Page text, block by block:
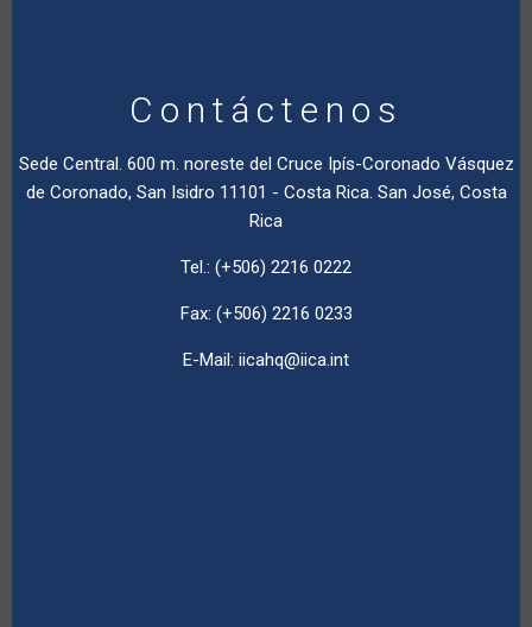
Contáctenos
Sede Central. 600 m. noreste del Cruce Ipís-Coronado Vásquez
de Coronado, San Isidro 11101 - Costa Rica. San José, Costa
Rica
Tel.: (+506) 2216 0222
Fax: (+506) 2216 0233
E-Mail: iicahq@iica.int